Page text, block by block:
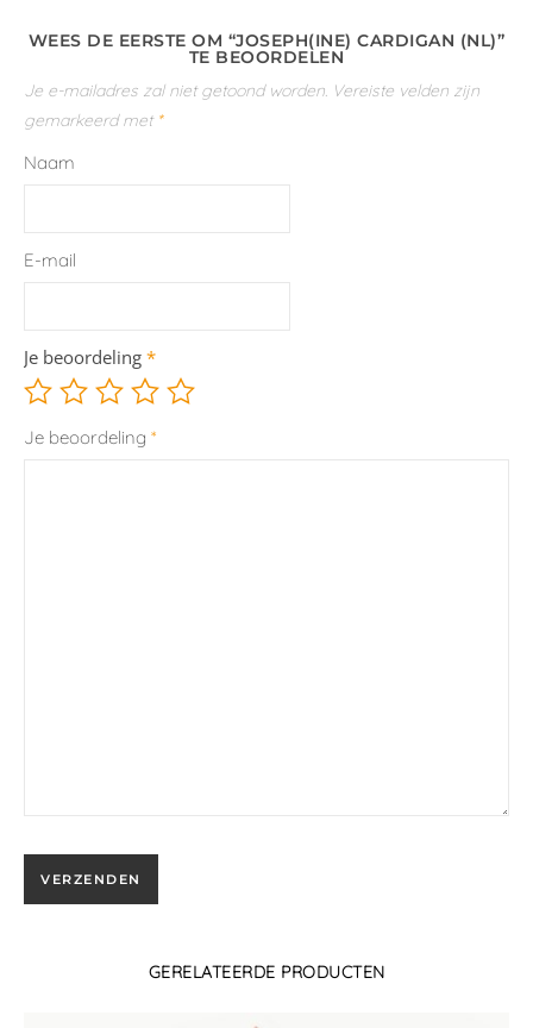
WEES DE EERSTE OM “JOSEPH(INE) CARDIGAN (NL)”
TE BEOORDELEN
Je e-mailadres zal niet getoond worden. Vereiste velden zijn
gemarkeerd met *
Naam
E-mail
Je beoordeling *
Je beoordeling *
GERELATEERDE PRODUCTEN